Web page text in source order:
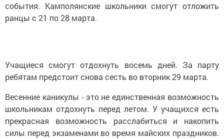
события. Камполянские школьники смогут отложить
ранцы с 21 по 28 марта.
Учащиеся смогут отдохнуть восемь дней. За парту
ребятам предстоит снова сесть во вторник 29 марта.
Весенние каникулы - это не единственная возможность
школьникам отдохнуть перед летом. У учащихся есть
прекрасная возможность расслабиться и накопить
силы перед экзаменами во время майских праздников.